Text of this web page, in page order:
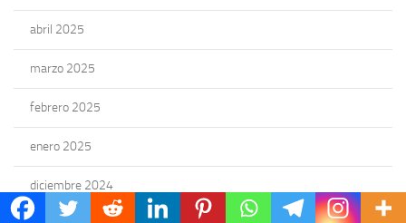
abril 2025
marzo 2025
febrero 2025
enero 2025
diciembre 2024